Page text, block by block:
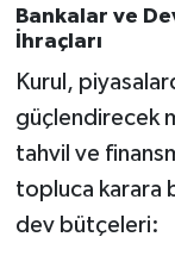
Bankalar ve
İhraçları
Kurul,
güçlendirecek
tahvil ve
topluca karara
dev bütçeleri:
Trend
TÜRKİYE
YAŞAM